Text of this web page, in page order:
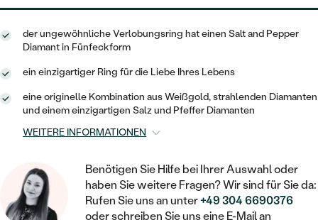
V-FORM
VINTAGE
VON HAND GRAVIERTE
VINTAGE
AUSSERGEWÖHNLICH
GESTALTE EINEN RING
WÄHLE EINEN RING
DIAMANTEN ZUM EINFASSEN
NACH TYP
OHRRINGE
RINGE
ANHÄNGER / KETTEN
ARMBÄNDER
SCHMUCKSET
HERRENSCHMUCK
OHRSTECKER
MINIMALISTISCHE
OHRHÄNGER
HERZ
NACH STYL
SOLITÄR
ZUR GEBURT EINES KINDES
PERSONALISIERT
MIT STERNZEICHEN
MINIMALISTISCH
GOLD
SILBER
PLATIN
MINIMALISTISCHE
der ungewöhnliche Verlobungsring hat einen Salt and Pepper
Diamant in Fünfeckform
ein einzigartiger Ring für die Liebe Ihres Lebens
eine originelle Kombination aus Weißgold, strahlenden Diamanten
und einem einzigartigen Salz und Pfeffer Diamanten
WEITERE INFORMATIONEN
Benötigen Sie Hilfe bei Ihrer Auswahl oder
haben Sie weitere Fragen? Wir sind für Sie da:
Rufen Sie uns an unter+49 304 6690376
oder schreiben Sie uns eine E-Mail an